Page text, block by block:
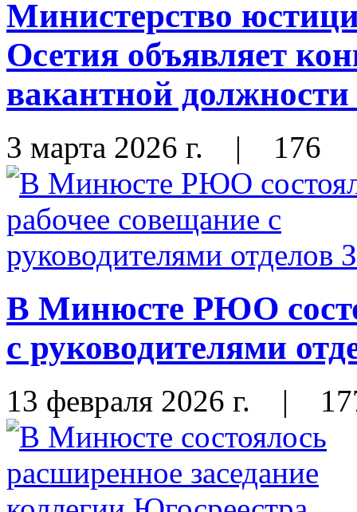
Министерство
Осетия объявляет
вакантной должности
3 марта 2026 г. | 176
В Минюсте РЮО
с руководителями
13 февраля 2026 г. |